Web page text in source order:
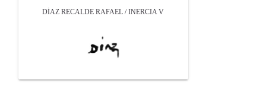
DÍAZ RECALDE RAFAEL / INERCIA V